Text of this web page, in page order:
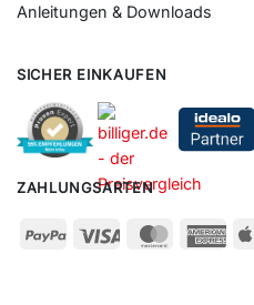
Anleitungen & Downloads
SICHER EINKAUFEN
ZAHLUNGSARTEN